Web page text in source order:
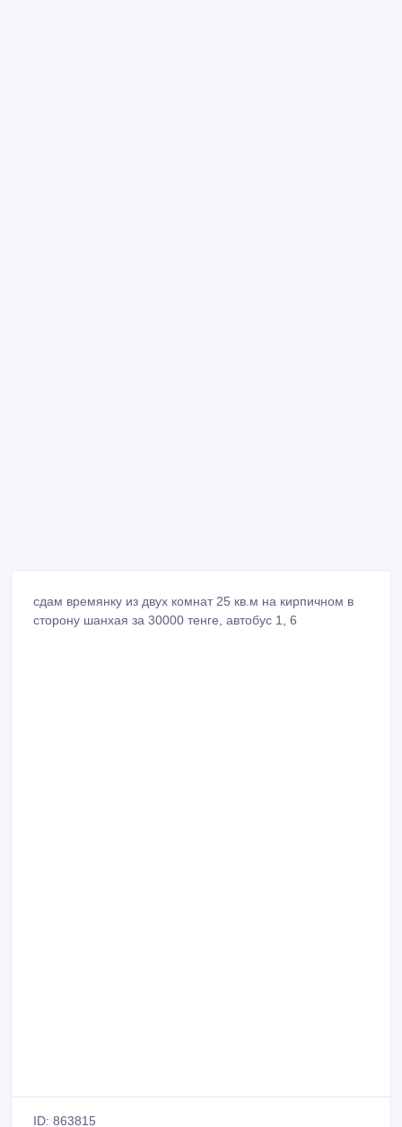
сдам времянку из двух комнат 25 кв.м на кирпичном в
сторону шанхая за 30000 тенге, автобус 1, 6
ID: 863815